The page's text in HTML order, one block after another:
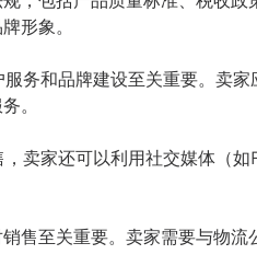
形象。
服务和品牌建设至关重要。卖
。
卖家还可以利用社交媒体（
售至关重要。卖家需要与物